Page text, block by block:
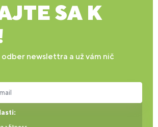
SA K
odber newslettra a už vám nič